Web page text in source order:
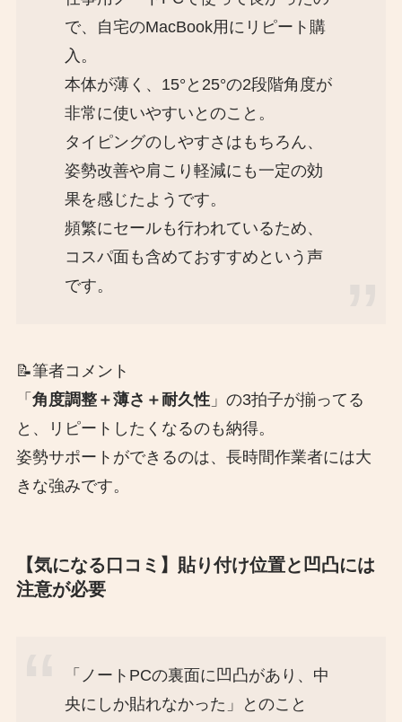
で、自宅のMacBook用にリピート購
入。
本体が薄く、15°と25°の2段階角度が
非常に使いやすいとのこと。
タイピングのしやすさはもちろん、
姿勢改善や肩こり軽減にも一定の効
果を感じたようです。
頻繁にセールも行われているため、
コスパ面も含めておすすめという声
です。
📝筆者コメント
「 角度調整＋薄さ＋耐久性」の3拍子が揃ってる
と、リピートしたくなるのも納得。
姿勢サポートができるのは、長時間作業者には大
きな強みです。
【気になる口コミ】貼り付け位置と凹凸には
注意が必要
「ノートPCの裏面に凹凸があり、中
央にしか貼れなかった」とのこと